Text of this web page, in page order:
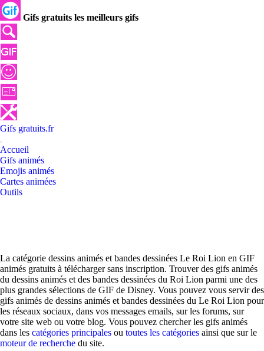
Gifs gratuits les meilleurs gifs
Gifs gratuits.fr
Accueil
Gifs animés
Emojis animés
Cartes animées
Outils
La catégorie dessins animés et bandes dessinées Le Roi Lion en GIF
animés gratuits à télécharger sans inscription. Trouver des gifs animés
du dessins animés et des bandes dessinées du Roi Lion parmi une des
plus grandes sélections de GIF de Disney. Vous pouvez vous servir des
gifs animés de dessins animés et bandes dessinées du Le Roi Lion pour
les réseaux sociaux, dans vos messages emails, sur les forums, sur
votre site web ou votre blog. Vous pouvez chercher les gifs animés
dans les catégories principales ou toutes les catégories ainsi que sur le
moteur de recherche du site.